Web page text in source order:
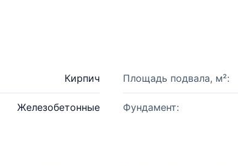
Кирпич Площадь подвала, м²:
Железобетонные Фундамент: